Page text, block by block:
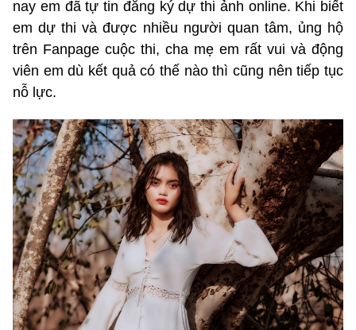
nay em đã tự tin đăng ký dự thi ảnh online. Khi biết
em dự thi và được nhiều người quan tâm, ủng hộ
trên Fanpage cuộc thi, cha mẹ em rất vui và động
viên em dù kết quả có thế nào thì cũng nên tiếp tục
nỗ lực.